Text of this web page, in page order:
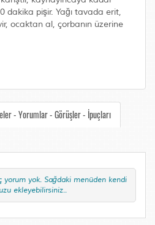
dakika pişir. Yağı tavada erit,
ocaktan al, çorbanın üzerine
- Yorumlar - Görüşler - İpuçları
yorum yok. Sağdaki menüden kendi
ekleyebilirsiniz..